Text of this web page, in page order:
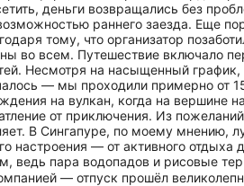
деньги возвращались без
раннего заезда. Еще
тому, что организатор
во всем. Путешествие включало
Несмотря на насыщенный
— мы проходили примерно от
на вулкан, когда на вершине
от приключения. Из
В Сингапуре, по моему мнению,
настроения — от активного
ведь пара водопадов и рисовые
— отпуск прошёл